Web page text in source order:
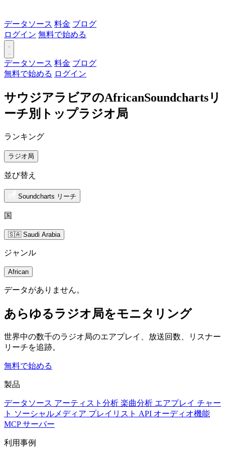
データソース 料金 ブログ
ログイン 無料で始める
データソース 料金 ブログ
無料で始める ログイン
サウジアラビアのAfricanSoundchartsリ
ーチ別トップラジオ局
ランキング
ラジオ局
並び替え
Soundcharts リーチ
国
🇸🇦 Saudi Arabia
ジャンル
African
データがありません。
あらゆるラジオ局をモニタリング
世界中の数千のラジオ局のエアプレイ、放送回数、リスナー
リーチを追跡。
無料で始める
製品
データソース アーティスト分析 楽曲分析 エアプレイ チャー
ト ソーシャルメディア プレイリスト API オーディオ機能
MCP サーバー
利用事例